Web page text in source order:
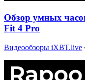
Обзор умных
Fit 4 Pro
Видеообзоры iXBT.live